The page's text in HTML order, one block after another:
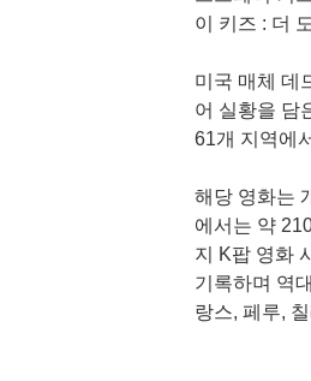
이 키즈 : 더
미국 매체 데
어 실황을 담
61개 지역에
해당 영화는
에서는 약
지 K팝 영화
기록하며 역
랑스, 페루,